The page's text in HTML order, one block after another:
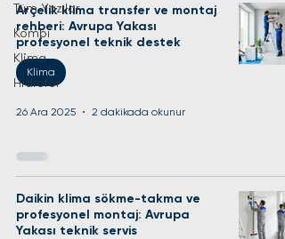
Tüm Yazılar
Kombi
Klima
Hidrofor
Arçelik klima transfer ve montaj
rehberi: Avrupa Yakası
profesyonel teknik destek
Klima
26 Ara 2025 2 dakikada okunur
Daikin klima sökme-takma ve
profesyonel montaj: Avrupa
Yakası teknik servis